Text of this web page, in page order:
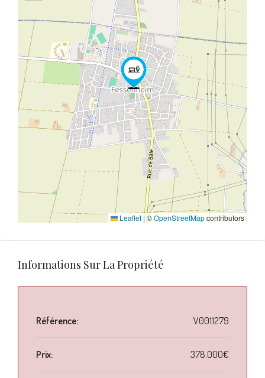
Leaflet | ©OpenStreetMapcontributors
Informations Sur La Propriété
Référence: V0011279
Prix: 378.000€